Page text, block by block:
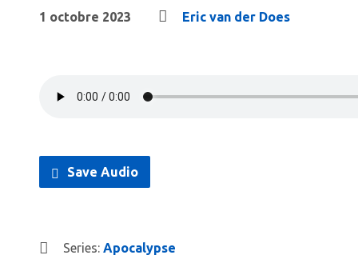
1 octobre 2023 Eric van der Does
Save Audio
Series: Apocalypse